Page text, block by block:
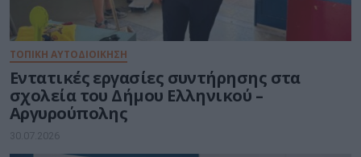
ΤΟΠΙΚΗ ΑΥΤΟΔΙΟΙΚΗΣΗ
Εντατικές εργασίες συντήρησης στα
σχολεία του Δήμου Ελληνικού –
Αργυρούπολης
30.07.2026